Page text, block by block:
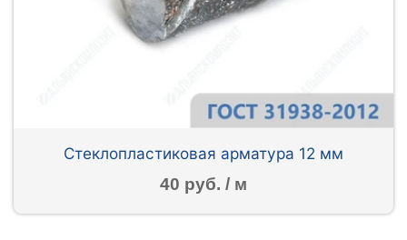
Стеклопластиковая арматура 12 мм
40 руб. / м